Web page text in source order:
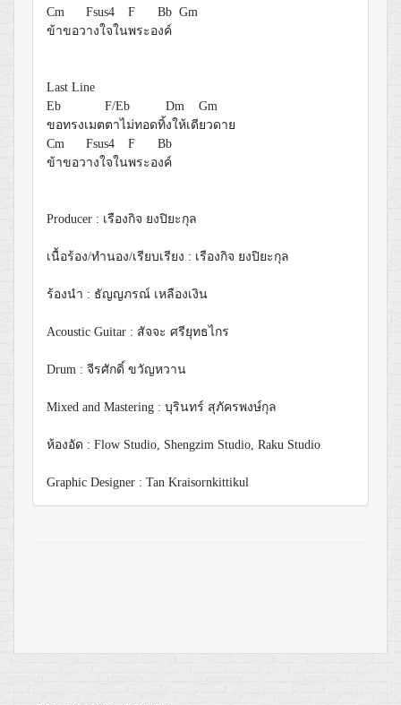
Cm
Fsus4 F Bb Gm
ข้าขอวางใจในพระองค์
Last Line
Eb
F/Eb Dm
Gm
ขอทรงเมตตาไม่ทอดทิ้งให้เดียวดาย
Cm
Fsus4 F
Bb
ข้าขอวางใจในพระองค์
Producer : เรืองกิจ ยงปิยะกุล
เนื้อร้อง/ทำนอง/เรียบเรียง : เรืองกิจ ยงปิยะกุล
ร้องนำ : ธัญญภรณ์ เหลืองเงิน
Acoustic Guitar : สัจจะ ศรียุทธไกร
Drum : จีรศักดิ์ ขวัญหวาน
Mixed and Mastering : บุรินทร์​ สุภัครพงษ์กุล
ห้องอัด : Flow Studio, Shengzim Studio, Raku Studio
Graphic Designer : Tan Kraisornkittikul